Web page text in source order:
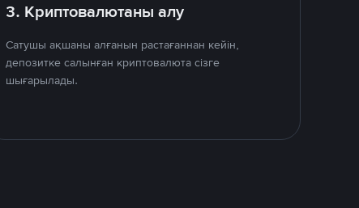
3. Криптовалютаны алу
Сатушы ақшаны алғанын растағаннан кейін,
депозитке салынған криптовалюта сізге
шығарылады.